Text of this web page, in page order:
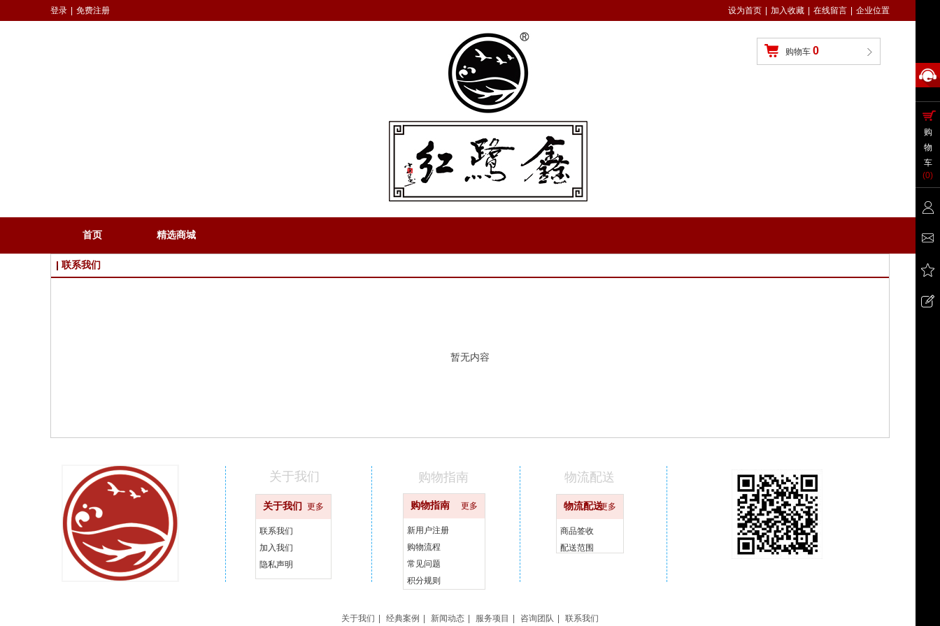
购物车 0
登录 免费注册 设为首页 加入收藏 在线留言 企业位置
首页 精选商城
联系我们
暂无内容
关于我们 更多
联系我们
加入我们
隐私声明
购物指南 更多
新用户注册
购物流程
常见问题
积分规则
物流配送更多
商品签收
配送范围
关于我们 购物指南 物流配送
关于我们 经典案例 新闻动态 服务项目 咨询团队 联系我们
购
物
车
(0)